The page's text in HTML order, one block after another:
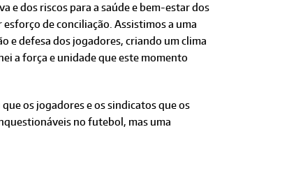
e dos riscos para a saúde e bem-estar dos
de conciliação. Assistimos a uma
e defesa dos jogadores, criando um clima
a força e unidade que este momento
os jogadores e os sindicatos que os
no futebol, mas uma